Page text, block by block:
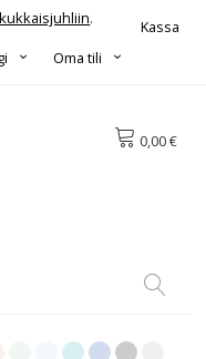
kukkaisjuhliin.
Kassa
Oma tili
0,00 €